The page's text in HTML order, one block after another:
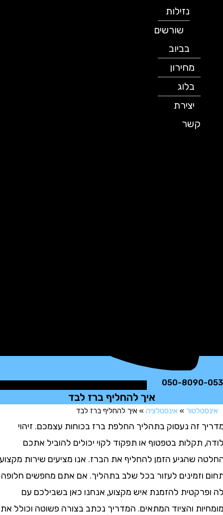
נזילות
שורשים
בביוב
מחירון
יצירת
קשר
050-
איך להחליף ברז לבד
»אינסטלציה»איך להחליף ברז לבד
זה נעסוק בתהליך החלפת ברז בכוחות עצמכם. זיהוי
בטפטוף או תפקוד לקוי יכולים להוביל אתכם
שהגיע הזמן להחליף את הברז. אנו מציעים שירות מקצועי
לעזור בכל שלב בתהליך. אם אתם מחפשים חלופה
להזמנת איש מקצוע, אנחנו כאן בשבילכם עם
והציוד המתאים. המדריך נכתב בצורה פשוטה וכולל את